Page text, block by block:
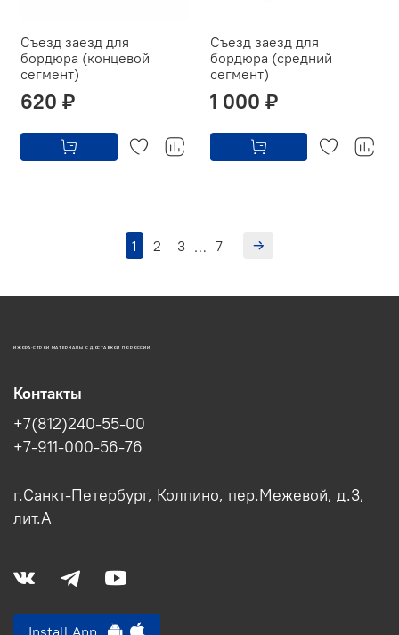
Съезд заезд для
бордюра (концевой
сегмент)
620 ₽
Съезд заезд для
бордюра (средний
сегмент)
1 000 ₽
1 2 3 … 7
ИЖОРА-СТРОЙ МАТЕРИАЛЫ С ДОСТАВКОЙ ПО РОССИИ
Контакты
+7(812)240-55-00
+7-911-000-56-76
г.Санкт-Петербург, Колпино, пер.Межевой, д.3,
лит.А